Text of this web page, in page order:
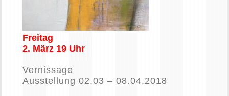
Freitag
2. März 19 Uhr
Vernissage
Ausstellung 02.03 – 08.04.2018